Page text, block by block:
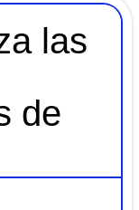
las
de